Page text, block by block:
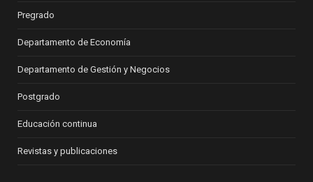
Pregrado
Departamento de Economía
Departamento de Gestión y Negocios
Postgrado
Educación continua
Revistas y publicaciones